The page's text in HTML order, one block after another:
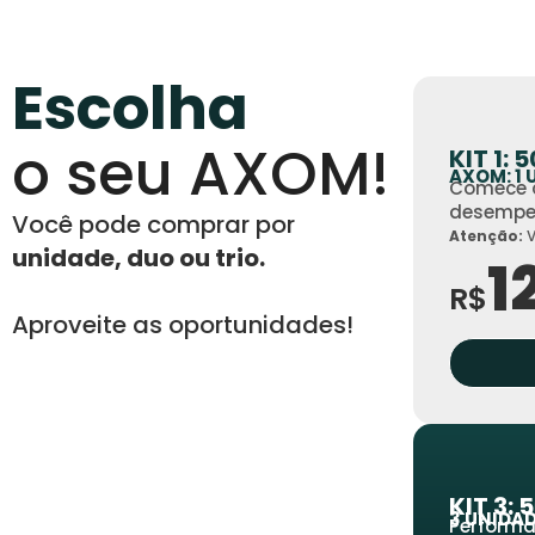
Escolha
o seu AXOM!
Você pode comprar por
unidade, duo ou trio.
Aproveite as oportunidades!
KIT 1:
AXOM: 1
Comece
Atenção:
R$
KIT 3:
3